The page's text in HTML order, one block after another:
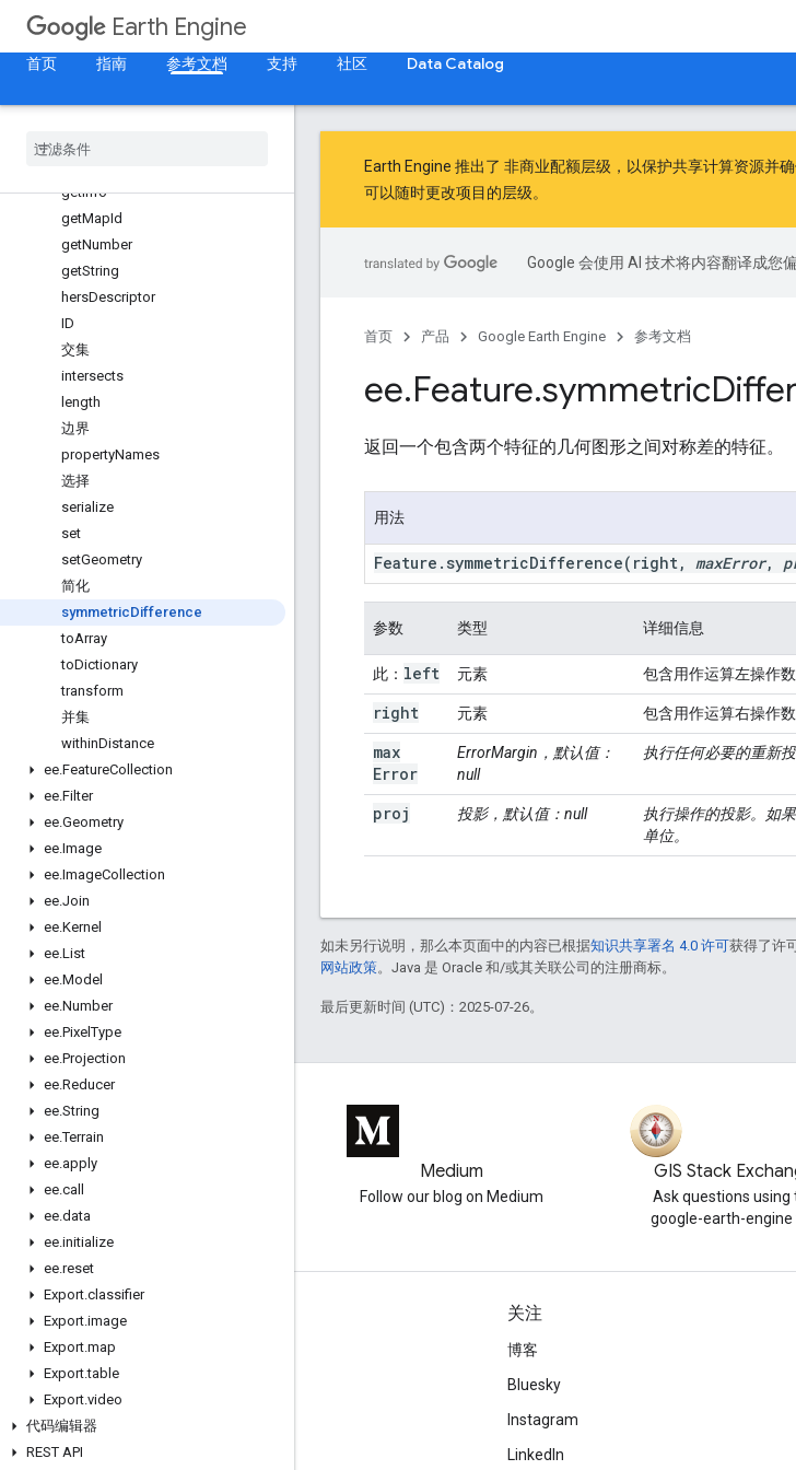
Earth Engine
首页
指南 参考文档 支持 社区 Data Catalog
解散
get
getInfo
getMapId
getNumber
getString
hersDescriptor
ID
交集
intersects
length
边界
propertyNames
选择
serialize
set
setGeometry
简化
symmetricDifference
toArray
toDictionary
transform
并集
withinDistance
ee.FeatureCollection
ee.Filter
ee.Geometry
ee.Image
ee.ImageCollection
ee.Join
ee.Kernel
ee.List
ee.Model
ee.Number
ee.PixelType
ee.Projection
ee.Reducer
ee.String
ee.Terrain
ee.apply
ee.call
ee.data
ee.initialize
ee.reset
Export.classifier
Export.image
Export.map
Export.table
Export.video
代码编辑器
REST API
Earth Engine 推出了 非商业配额层级 ，以保护共享计算资源并
可以随时更改项目的层级。
Google 会使用 AI 技术将内容翻译成您
首页 产品 Google Earth Engine 参考文档
ee.Feature.symmetric
返回一个包含两个特征的几何图形之间对称差的特征。
用法
Feature . symmetricDifference(right, maxError,
参数 类型 详细信息
此： left 元素 包含用作运算左操作
right 元素 包含用作运算右操作
max
Error
ErrorMargin，默认值：
null
执行任何必要的重新
proj 投影，默认值：null
执行操作的投影。如
单位。
如未另行说明，那么本页面中的内容已根据知识共享署名 4.0 许可获得了许
网站政策。Java 是 Oracle 和/或其关联公司的注册商标。
最后更新时间 (UTC)：2025-07-26。
Medium
Follow our blog on Medium
GIS Stack
Ask questions using
google-earth-engine
互动
Google Developer Program
Google Developer Groups
Google Developer Experts
Accelerators
关注
博客
Bluesky
Instagram
LinkedIn